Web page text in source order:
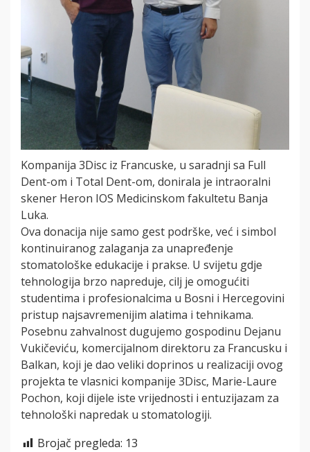
Kompanija 3Disc iz Francuske, u saradnji sa Full
Dent-om i Total Dent-om, donirala je intraoralni
skener Heron IOS Medicinskom fakultetu Banja
Luka.
Ova donacija nije samo gest podrške, već i simbol
kontinuiranog zalaganja za unapređenje
stomatološke edukacije i prakse. U svijetu gdje
tehnologija brzo napreduje, cilj je omogućiti
studentima i profesionalcima u Bosni i Hercegovini
pristup najsavremenijim alatima i tehnikama.
Posebnu zahvalnost dugujemo gospodinu Dejanu
Vukičeviću, komercijalnom direktoru za Francusku i
Balkan, koji je dao veliki doprinos u realizaciji ovog
projekta te vlasnici kompanije 3Disc, Marie-Laure
Pochon, koji dijele iste vrijednosti i entuzijazam za
tehnološki napredak u stomatologiji.
Brojač pregleda: 13